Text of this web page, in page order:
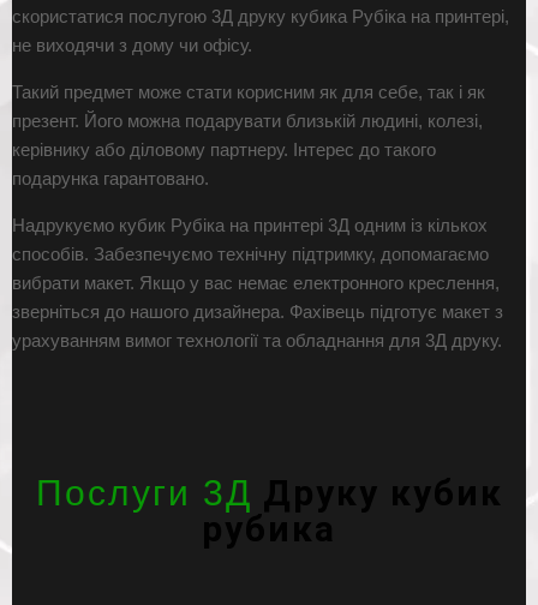
скористатися послугою 3Д друку кубика Рубіка на принтері,
не виходячи з дому чи офісу.
Такий предмет може стати корисним як для себе, так і як
презент. Його можна подарувати близькій людині, колезі,
керівнику або діловому партнеру. Інтерес до такого
подарунка гарантовано.
Надрукуємо кубик Рубіка на принтері 3Д одним із кількох
способів. Забезпечуємо технічну підтримку, допомагаємо
вибрати макет. Якщо у вас немає електронного креслення,
зверніться до нашого дизайнера. Фахівець підготує макет з
урахуванням вимог технології та обладнання для 3Д друку.
Послуги 3Д Друку кубик
рубика